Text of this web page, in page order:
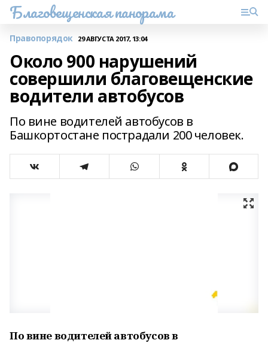
Благовещенская панорама
Правопорядок 29 АВГУСТА 2017, 13:04
Около 900 нарушений
совершили благовещенские
водители автобусов
По вине водителей автобусов в
Башкортостане пострадали 200 человек.
По вине водителей автобусов в